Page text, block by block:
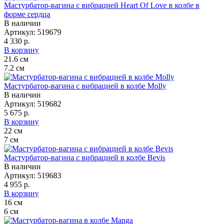
Мастурбатор-вагина с вибрацией Heart Of Love в колбе в
форме сердца
В наличии
Артикул: 519679
4 330 р.
В корзину
21.6 см
7.2 см
Мастурбатор-вагина с вибрацией в колбе Molly
В наличии
Артикул: 519682
5 675 р.
В корзину
22 см
7 см
Мастурбатор-вагина с вибрацией в колбе Bevis
В наличии
Артикул: 519683
4 955 р.
В корзину
16 см
6 см